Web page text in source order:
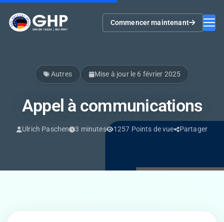
Commencer maintenant
Autres Mise à jour le 6 février 2025
Appel à communications
Ulrich Paschen 3 minutes 1257 Points de vue Partager